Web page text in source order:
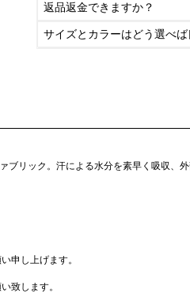
返品返金できますか？
サイズとカラーはどう選べば
リック。汗による水分を素早く吸収、
申し上げます。
致します。